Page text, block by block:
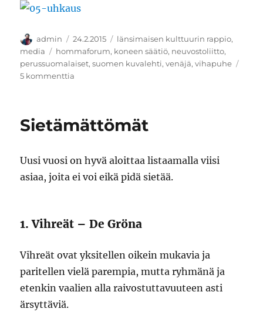
Kirjoittaja
admin Julkaistu
24.2.2015 Kategoriat
länsimaisen kulttuurin rappio,
media
Avainsanat
hommaforum, koneen säätiö, neuvostoliitto,
perussuomalaiset,suomen kuvalehti,venäjä,vihapuhe
5 kommenttia
on
vialla
Sietämättömät
Uusi vuosi on hyvä aloittaa listaamalla viisi
asiaa, joita ei voi eikä pidä sietää.
1. Vihreät – De Gröna
Vihreät ovat yksitellen oikein mukavia ja
paritellen vielä parempia, mutta ryhmänä ja
etenkin vaalien alla raivostuttavuuteen asti
ärsyttäviä.